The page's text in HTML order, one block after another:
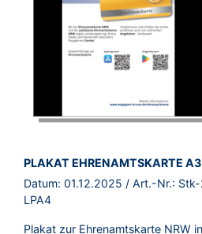
BROSCHÜRE:
PLAKAT EHRENAMTSKARTE A3
Datum: 01.12.2025 / Art.-Nr.:
LPA4
Plakat zur Ehrenamtskarte NRW